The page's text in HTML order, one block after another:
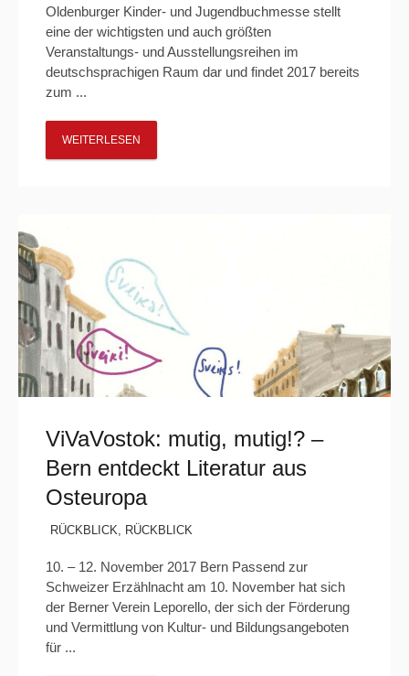
Oldenburger Kinder- und Jugendbuchmesse stellt
eine der wichtigsten und auch größten
Veranstaltungs- und Ausstellungsreihen im
deutschsprachigen Raum dar und findet 2017 bereits
zum ...
WEITERLESEN
ViVaVostok: mutig, mutig!? –
Bern entdeckt Literatur aus
Osteuropa
RÜCKBLICK, RÜCKBLICK
10. – 12. November 2017 Bern Passend zur
Schweizer Erzählnacht am 10. November hat sich
der Berner Verein Leporello, der sich der Förderung
und Vermittlung von Kultur- und Bildungsangeboten
für ...